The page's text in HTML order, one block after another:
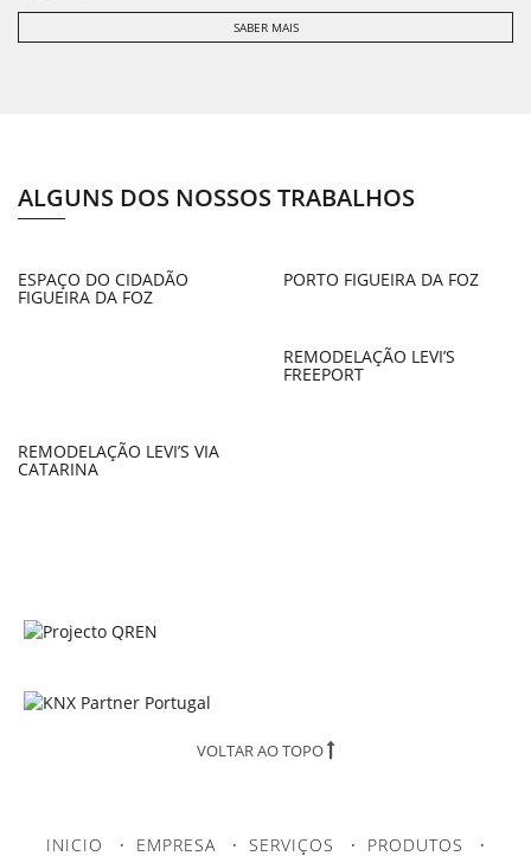
SABER MAIS
ALGUNS DOS NOSSOS TRABALHOS
ESPAÇO DO CIDADÃO
FIGUEIRA DA FOZ
PORTO FIGUEIRA DA FOZ
REMODELAÇÃO LEVI’S
FREEPORT
REMODELAÇÃO LEVI’S VIA
CATARINA
VOLTAR AO TOPO
INICIO · EMPRESA · SERVIÇOS · PRODUTOS ·